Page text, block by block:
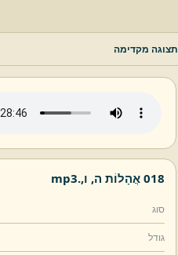
תצוגה מקדימה
018 אֲהָלוֹת ה, ו,.
mp3
סוג
גודל